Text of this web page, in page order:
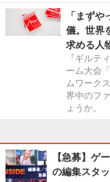
「まず
儀。世界
求める人
『ギルテ
ーム大会
ムワーク
界中のフ
ょうか。
【急募】ゲ
の編集スタ